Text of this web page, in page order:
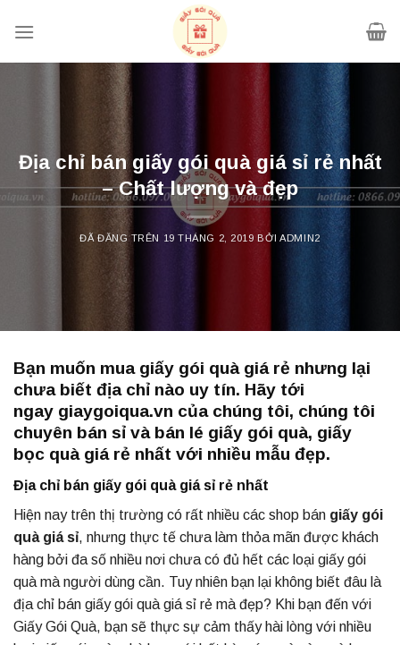
đến
Địa chỉ bán giấy gói quà giá sỉ rẻ nhất
– Chất lượng và đẹp
ĐÃ ĐĂNG TRÊN 19 THÁNG 2, 2019 BỞIADMIN2
Bạn muốn mua giấy gói quà giá rẻ nhưng lại
chưa biết địa chỉ nào uy tín. Hãy tới
ngay giaygoiqua.vn của chúng tôi, chúng tôi
chuyên bán sỉ và bán lé giấy gói quà, giấy
bọc quà giá rẻ nhất với nhiều mẫu đẹp.
Địa chỉ bán giấy gói quà giá sỉ rẻ nhất
Hiện nay trên thị trường có rất nhiều các shop bán giấy gói
quà giá sỉ, nhưng thực tế chưa làm thỏa mãn được khách
hàng bởi đa số nhiều nơi chưa có đủ hết các loại giấy gói
quà mà người dùng cần. Tuy nhiên bạn lại không biết đâu là
địa chỉ bán giấy gói quà giá sỉ rẻ mà đẹp? Khi bạn đến với
Giấy Gói Quà, bạn sẽ thực sự cảm thấy hài lòng với nhiều